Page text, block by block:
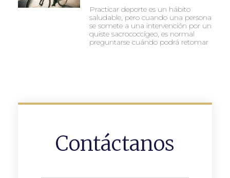
Practicar deporte es un hábito
saludable, pero cuando una persona
se somete a una intervención por un
quiste sacrococcígeo, es normal
preguntarse cuándo podrá retomar
Contáctanos